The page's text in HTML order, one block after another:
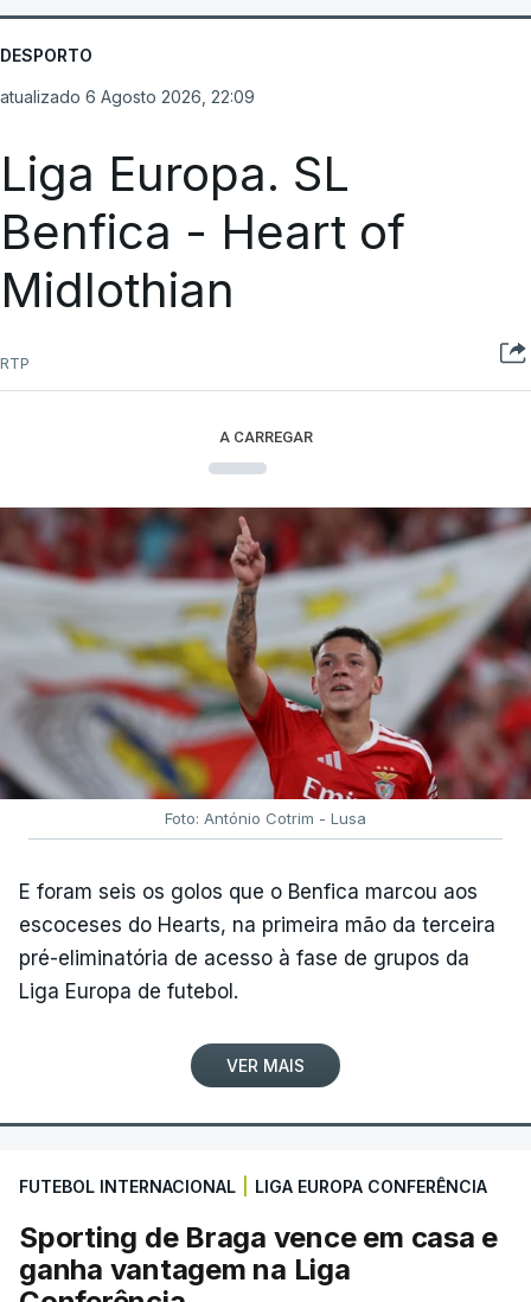
DESPORTO
atualizado 6 Agosto 2026, 22:09
Liga Europa. SL
Benfica - Heart of
Midlothian
RTP
A CARREGAR
Foto: António Cotrim - Lusa
E foram seis os golos que o Benfica marcou aos
escoceses do Hearts, na primeira mão da terceira
pré-eliminatória de acesso à fase de grupos da
Liga Europa de futebol.
VER MAIS
FUTEBOL INTERNACIONAL LIGA EUROPA CONFERÊNCIA
Sporting de Braga vence em casa e
ganha vantagem na Liga